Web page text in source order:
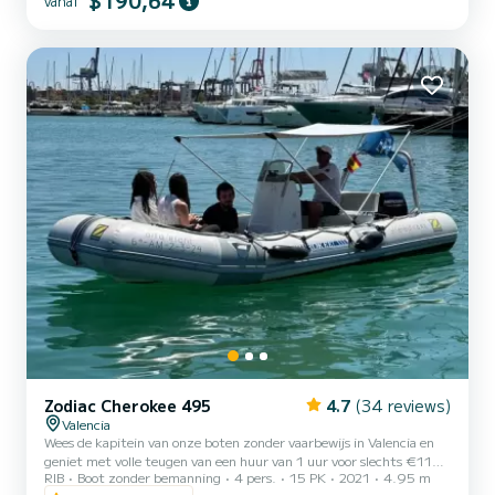
doorbrengen met maximale ruimte, comfort en veiligheid aan
en comfortabel D...
Zodiac Cherokee 495 4.7 (34 reviews)
Valencia
Wees de kapitein van onze boten zonder vaarbewijs in Valencia en
geniet met volle teugen van een huur van 1 uur voor slechts €110,
2 uur €170, 3 uur €230, 4 uur €290. U kunt huren van 10.00
RIB Boot zonder bemanning 4 pers. 15 PK 2021
4.95 m